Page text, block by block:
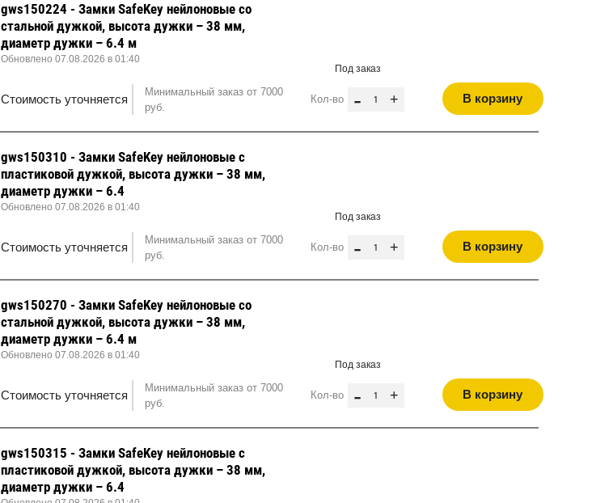
gws150224 - Замки SafeKey нейлоновые со
стальной дужкой, высота дужки – 38 мм,
диаметр дужки – 6.4 м
Обновлено 07.08.2026 в 01:40
Стоимость уточняется
Минимальный заказ от 7000
руб.
Под заказ
Кол-во - + В корзину
gws150310 - Замки SafeKey нейлоновые с
пластиковой дужкой, высота дужки – 38 мм,
диаметр дужки – 6.4
Обновлено 07.08.2026 в 01:40
Стоимость уточняется
Минимальный заказ от 7000
руб.
Под заказ
Кол-во - + В корзину
gws150270 - Замки SafeKey нейлоновые со
стальной дужкой, высота дужки – 38 мм,
диаметр дужки – 6.4 м
Обновлено 07.08.2026 в 01:40
Стоимость уточняется
Минимальный заказ от 7000
руб.
Под заказ
Кол-во - + В корзину
gws150315 - Замки SafeKey нейлоновые с
пластиковой дужкой, высота дужки – 38 мм,
диаметр дужки – 6.4